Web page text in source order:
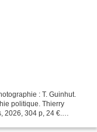
: T. Guinhut.
politique. Thierry
2026, 304 p, 24 €.